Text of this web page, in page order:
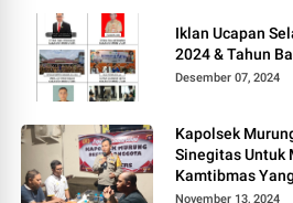
Iklan Ucapan
2024 & Tahun
Desember 07, 2024
Kapolsek
Sinegitas Untuk
Kamtibmas
Pers
November 13, 2024